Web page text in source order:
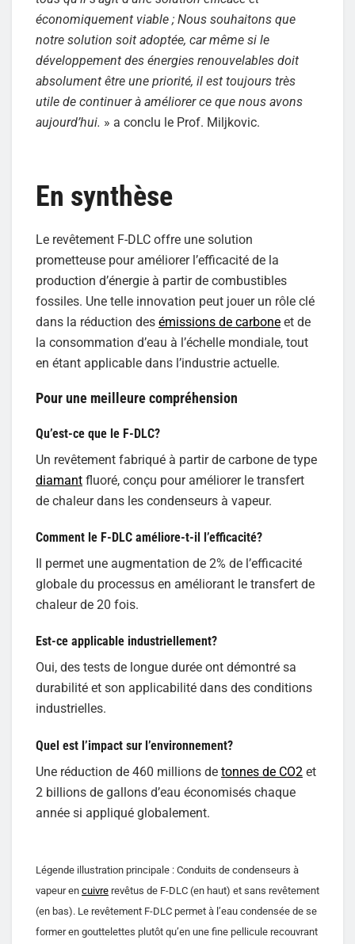
économiquement viable ; Nous souhaitons que
notre solution soit adoptée, car même si le
développement des énergies renouvelables doit
absolument être une priorité, il est toujours très
utile de continuer à améliorer ce que nous avons
aujourd’hui. » a conclu le Prof. Miljkovic.
En synthèse
Le revêtement F-DLC offre une solution
prometteuse pour améliorer l’efficacité de la
production d’énergie à partir de combustibles
fossiles. Une telle innovation peut jouer un rôle clé
dans la réduction des émissions de carbone et de
la consommation d’eau à l’échelle mondiale, tout
en étant applicable dans l’industrie actuelle.
Pour une meilleure compréhension
Qu’est-ce que le F-DLC?
Un revêtement fabriqué à partir de carbone de type
diamant fluoré, conçu pour améliorer le transfert
de chaleur dans les condenseurs à vapeur.
Comment le F-DLC améliore-t-il l’efficacité?
Il permet une augmentation de 2% de l’efficacité
globale du processus en améliorant le transfert de
chaleur de 20 fois.
Est-ce applicable industriellement?
Oui, des tests de longue durée ont démontré sa
durabilité et son applicabilité dans des conditions
industrielles.
Quel est l’impact sur l’environnement?
Une réduction de 460 millions de tonnes de CO2 et
2 billions de gallons d’eau économisés chaque
année si appliqué globalement.
Légende illustration principale : Conduits de condenseurs à
vapeur en cuivre revêtus de F-DLC (en haut) et sans revêtement
(en bas). Le revêtement F-DLC permet à l’eau condensée de se
former en gouttelettes plutôt qu’en une fine pellicule recouvrant